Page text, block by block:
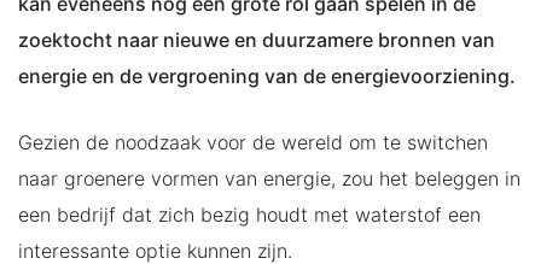
zoektocht naar nieuwe en duurzamere bronnen van
energie en de vergroening van de energievoorziening.
Gezien de noodzaak voor de wereld om te switchen
naar groenere vormen van energie, zou het beleggen in
een bedrijf dat zich bezig houdt met waterstof een
interessante optie kunnen zijn.